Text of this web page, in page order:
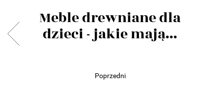
Meble drewniane dla
dzieci - jakie mają...
Poprzedni